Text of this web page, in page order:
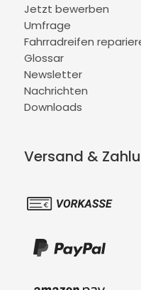
Jetzt bewerben
Umfrage
Fahrradreifen
Glossar
Newsletter
Nachrichten
Downloads
Versand &